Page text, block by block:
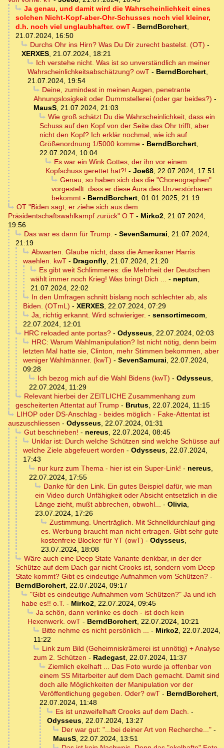
Ja genau, und damit wird die Wahrscheinlichkeit eines
solchen Nicht-Kopf-aber-Ohr-Schusses noch viel kleiner,
d.h. noch viel unglaubhafter. owT - BerndBorchert,
21.07.2024, 16:50
Durchs Ohr ins Hirn? Was Du Dir zurecht bastelst. (OT) -
XERXES, 21.07.2024, 18:21
Ich verstehe nicht. Was ist so unverständlich an meiner
Wahrscheinlichkeitsabschätzung? owT - BerndBorchert,
21.07.2024, 19:54
Deine, zumindest in meinen Augen, penetrante
Ahnungslosigkeit oder Dummstellerei (oder gar beides?) -
MausS, 21.07.2024, 21:03
Wie groß schätzt Du die Wahrscheinlichkeit, dass ein
Schuss auf den Kopf von der Seite das Ohr trifft, aber
nicht den Kopf? Ich erklär nochmal, wie ich auf
Größenordnung 1/5000 komme - BerndBorchert,
22.07.2024, 10:04
Es war ein Wink Gottes, der ihn vor einem
Kopfschuss gerettet hat?! - Joe68, 22.07.2024, 17:51
Genau, so haben sich das die "Choreographen"
vorgestellt: dass er diese Aura des Unzerstörbaren
bekommt - BerndBorchert, 01.01.2025, 21:19
OT "Biden sagt, er ziehe sich aus dem
Präsidentschaftswahlkampf zurück" O.T - Mirko2, 21.07.2024,
19:56
Das war es dann für Trump. - SevenSamurai, 21.07.2024,
21:19
Abwarten. Glaube nicht, dass die Amerikaner Harris
waehlen. kwT - Dragonfly, 21.07.2024, 21:20
Es gibt weit Schlimmeres: die Mehrheit der Deutschen
wählt immer noch Krieg! Was bringt Dich ... - neptun,
21.07.2024, 22:02
In den Umfragen schnitt bislang noch schlechter ab, als
Biden. (OTmL) - XERXES, 22.07.2024, 07:29
Ja, richtig erkannt. Wird schwieriger. - sensortimecom,
22.07.2024, 12:01
HRC reloaded ante portas?- Odysseus, 22.07.2024, 02:03
HRC: Warum Wahlmanipulation? Ist nicht nötig, denn beim
letzten Mal hatte sie, Clinton, mehr Stimmen bekommen, aber
weniger Wahlmänner. (kwT) - SevenSamurai, 22.07.2024,
09:28
Ich bezog mich auf die Wahl Bidens (kwT) - Odysseus,
22.07.2024, 11:29
Relevant hierbei der ZEITLICHE Zusammenhang zum
gescheiterten Attentat auf Trump - Brutus, 22.07.2024, 11:15
LIHOP oder DS-Anschlag - beides möglich - Fake-Attentat ist
auszuschliessen - Odysseus, 22.07.2024, 01:31
Gut beschrieben! - nereus, 22.07.2024, 08:45
Unklar ist: Durch welche Schützen sind welche Schüsse auf
welche Ziele abgefeuert worden - Odysseus, 22.07.2024,
17:43
nur kurz zum Thema - hier ist ein Super-Link! - nereus,
22.07.2024, 17:55
Danke für den Link. Ein gutes Beispiel dafür, wie man
ein Video durch Unfähigkeit oder Absicht entsetzlich in die
Länge zieht, mußt abbrechen, obwohl... - Olivia,
23.07.2024, 17:26
Zustimmung. Unerträglich. Mit Schnelldurchlauf ging
es. Werbung braucht man nicht ertragen. Gibt sehr gute
kostenfreie Blocker für YT (owT) - Odysseus,
23.07.2024, 18:08
Wäre auch eine Deep State Variante denkbar, in der der
Schütze auf dem Dach gar nicht Crooks ist, sondern vom Deep
State kommt? Gibt es eindeutige Aufnahmen vom Schützen? -
BerndBorchert, 22.07.2024, 09:17
"Gibt es eindeutige Aufnahmen vom Schützen?" Ja und ich
habe es!! o.T. - Mirko2, 22.07.2024, 09:45
Ja schön, dann verlinke es doch - ist doch kein
Hexenwerk. owT - BerndBorchert, 22.07.2024, 10:21
Bitte nehme es nicht persönlich ... - Mirko2, 22.07.2024,
11:22
Link zum Bild (Geheimniskrämerei ist unnötig) + Analyse
zum 2. Schützen - Radegast, 22.07.2024, 11:37
Ziemlich ekelhaft ... Das Foto wurde ja offenbar von
einem SS Mitarbeiter auf dem Dach gemacht. Damit sind
doch alle Möglichkeiten der Manipulation vor der
Veröffentlichung gegeben. Oder? owT - BerndBorchert,
22.07.2024, 11:48
Es ist unzweifelhaft Crooks auf dem Dach. -
Odysseus, 22.07.2024, 13:27
Der war gut: "...bei deiner Art von Recherche..."-
MausS, 22.07.2024, 13:51